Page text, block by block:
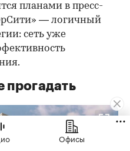
планами в пресс-
— логичный
сеть уже
прогадать
Офисы